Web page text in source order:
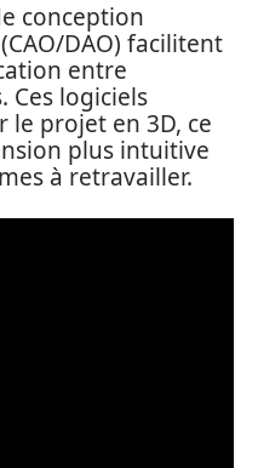
conception
DAO) facilitent
entre
Ces logiciels
le projet en 3D, ce
plus intuitive
à retravailler.